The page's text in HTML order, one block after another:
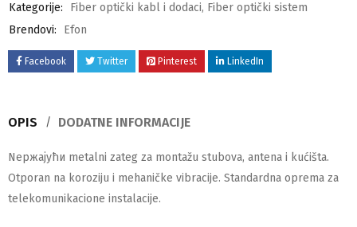
Kategorije:
Fiber optički kabl i dodaci, Fiber optički sistem
Brendovi:
Efon
Facebook Twitter Pinterest LinkedIn
OPIS DODATNE INFORMACIJE
Nержајући metalni zateg za montažu stubova, antena i kućišta.
Otporan na koroziju i mehaničke vibracije. Standardna oprema za
telekomunikacione instalacije.